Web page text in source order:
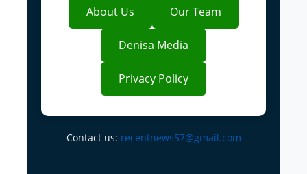
About Us Our Team
Denisa Media
Privacy Policy
Contact us: recentnews57@gmail.com